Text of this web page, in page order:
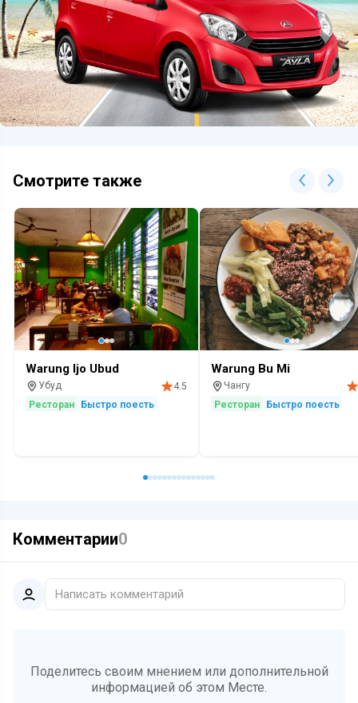
Смотрите также
Warung Ijo Ubud
Убуд
4.5
Ресторан
Быстро поесть
Warung Bu Mi
Чангу
Ресторан
Быстро поесть
Комментарии0
Написать комментарий
Поделитесь своим мнением или дополнительной
информацией об этом Месте.